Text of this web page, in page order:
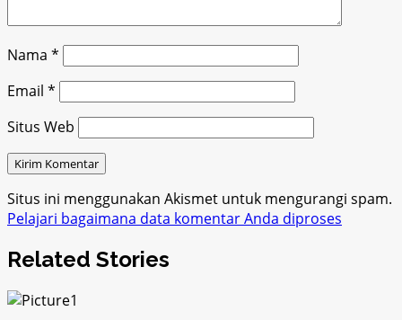
Nama *
Email *
Situs Web
Situs ini menggunakan Akismet untuk mengurangi spam.
Pelajari bagaimana data komentar Anda diproses
Related Stories